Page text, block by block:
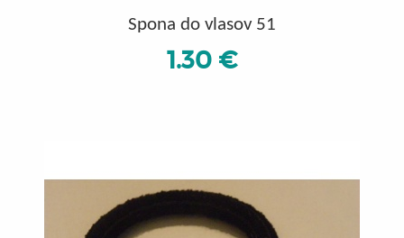
Spona do vlasov 51
1.30 €